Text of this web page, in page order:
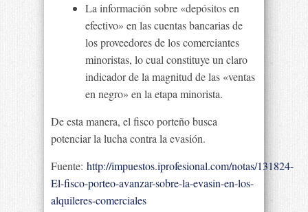
La información sobre «depósitos en
efectivo» en las cuentas bancarias de
los proveedores de los comerciantes
minoristas, lo cual constituye un claro
indicador de la magnitud de las «ventas
en negro» en la etapa minorista.
De esta manera, el fisco porteño busca
potenciar la lucha contra la evasión.
Fuente: http://impuestos.iprofesional.com/notas/131824-
El-fisco-porteo-avanzar-sobre-la-evasin-en-los-
alquileres-comerciales